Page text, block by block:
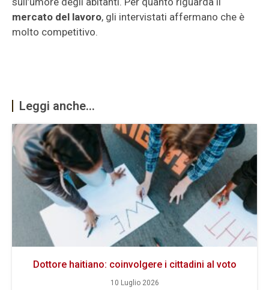
mercato del lavoro, gli intervistati affermano che è
molto competitivo.
Leggi anche...
Dottore haitiano: coinvolgere i cittadini al voto
10 Luglio 2026